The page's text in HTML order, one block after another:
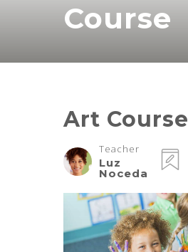
Course
Art Course
Teacher
Luz
Noceda